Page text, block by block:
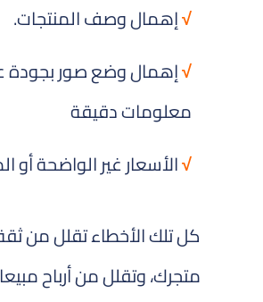
√إهمال وصف المنتجات.
√إهمال وضع صور بجودة
معلومات دقيقة
√الأسعار غير الواضحة أو
كل تلك الأخطاء تقلل من
متجرك، وتقلل من أرباح